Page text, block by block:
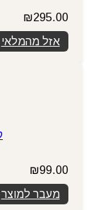
₪295.00
אזל מהמלאי
₪99.00
מעבר למוצר